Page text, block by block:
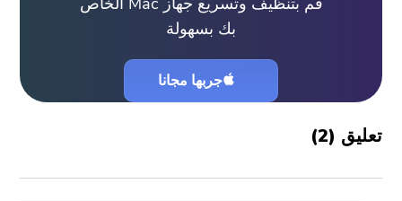
بك بسهولة
جربها مجانا
تعليق (2
)